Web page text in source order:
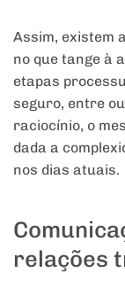
Assim, existem
no que tange à
etapas
seguro, entre
raciocínio, o
dada a
nos dias atuais.
relações